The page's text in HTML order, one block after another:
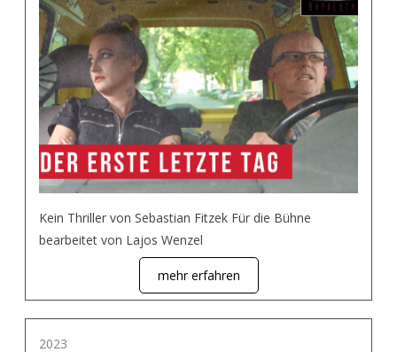
Kein Thriller von Sebastian Fitzek Für die Bühne
bearbeitet von Lajos Wenzel
mehr erfahren
2023